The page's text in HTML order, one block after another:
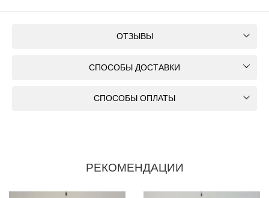
ОТЗЫВЫ
СПОСОБЫ ДОСТАВКИ
СПОСОБЫ ОПЛАТЫ
РЕКОМЕНДАЦИИ